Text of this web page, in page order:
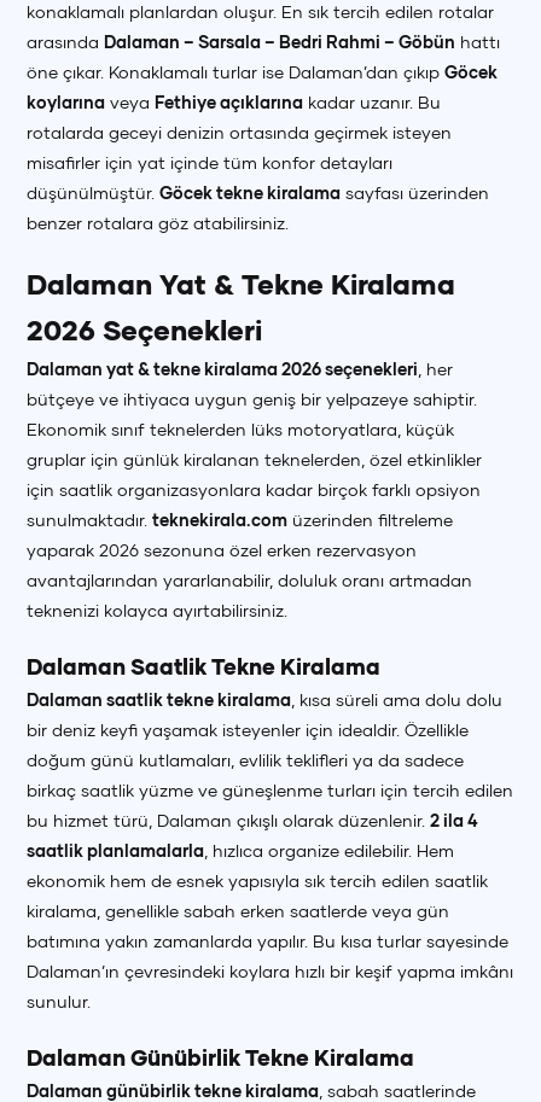
konaklamalı planlardan oluşur. En sık tercih edilen rotalar
arasında Dalaman – Sarsala – Bedri Rahmi – Göbün hattı
öne çıkar. Konaklamalı turlar ise Dalaman’dan çıkıpGöcek
koylarına veya Fethiye açıklarına kadar uzanır. Bu
rotalarda geceyi denizin ortasında geçirmek isteyen
misafirler için yat içinde tüm konfor detayları
düşünülmüştür.Göcek tekne kiralama sayfası üzerinden
benzer rotalara göz atabilirsiniz.
Dalaman Yat & Tekne Kiralama
2026 Seçenekleri
Dalaman yat & tekne kiralama 2026 seçenekleri , her
bütçeye ve ihtiyaca uygun geniş bir yelpazeye sahiptir.
Ekonomik sınıf teknelerden lüks motoryatlara, küçük
gruplar için günlük kiralanan teknelerden, özel etkinlikler
için saatlik organizasyonlara kadar birçok farklı opsiyon
sunulmaktadır.teknekirala.com üzerinden filtreleme
yaparak 2026 sezonuna özel erken rezervasyon
avantajlarından yararlanabilir, doluluk oranı artmadan
teknenizi kolayca ayırtabilirsiniz.
Dalaman Saatlik Tekne Kiralama
Dalaman saatlik tekne kiralama , kısa süreli ama dolu dolu
bir deniz keyfi yaşamak isteyenler için idealdir. Özellikle
doğum günü kutlamaları, evlilik teklifleri ya da sadece
birkaç saatlik yüzme ve güneşlenme turları için tercih edilen
bu hizmet türü, Dalaman çıkışlı olarak düzenlenir.2 ila 4
saatlik planlamalarla , hızlıca organize edilebilir. Hem
ekonomik hem de esnek yapısıyla sık tercih edilen saatlik
kiralama, genellikle sabah erken saatlerde veya gün
batımına yakın zamanlarda yapılır. Bu kısa turlar sayesinde
Dalaman’ın çevresindeki koylara hızlı bir keşif yapma imkânı
sunulur.
Dalaman Günübirlik Tekne Kiralama
Dalaman günübirlik tekne kiralama , sabah saatlerinde